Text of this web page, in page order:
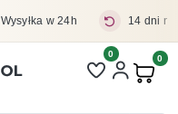
Wysyłka w 24h 14 dni
Liczba pozycji
0 0